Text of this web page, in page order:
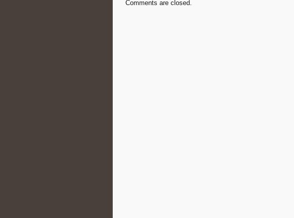
Comments are closed.